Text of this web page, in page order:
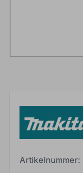
Artikelnummer: